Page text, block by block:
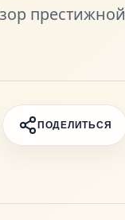
престижной
ПОДЕЛИТЬСЯ